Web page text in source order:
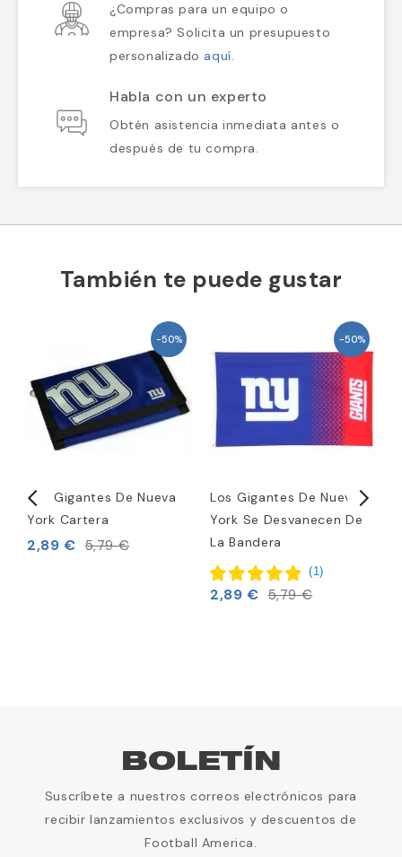
¿Compras para un equipo o
empresa? Solicita un presupuesto
personalizado aquí.
Habla con un experto
Obtén asistencia inmediata antes o
después de tu compra.
También te puede gustar
-50%
Los Gigantes De Nueva
York Cartera
2,89 € 5,79 €
-50%
Los Gigantes De Nueva
York Se Desvanecen De
La Bandera
(1)
2,89 € 5,79 €
BOLETÍN
Suscríbete a nuestros correos electrónicos para
recibir lanzamientos exclusivos y descuentos de
Football America.